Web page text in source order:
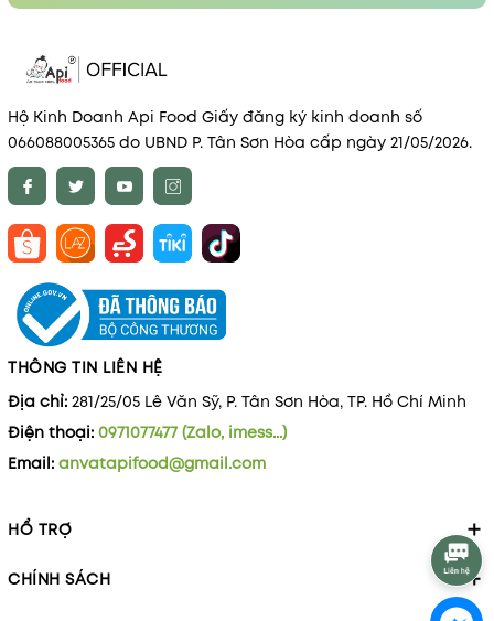
Hộ Kinh Doanh Api Food Giấy đăng ký kinh doanh số
066088005365 do UBND P. Tân Sơn Hòa cấp ngày 21/05/2026.
THÔNG TIN LIÊN HỆ
Địa chỉ: 281/25/05 Lê Văn Sỹ, P. Tân Sơn Hòa, TP. Hồ Chí Minh
Điện thoại: 0971077477 (Zalo, imess...)
Email: anvatapifood@gmail.com
HỔ TRỢ
CHÍNH SÁCH